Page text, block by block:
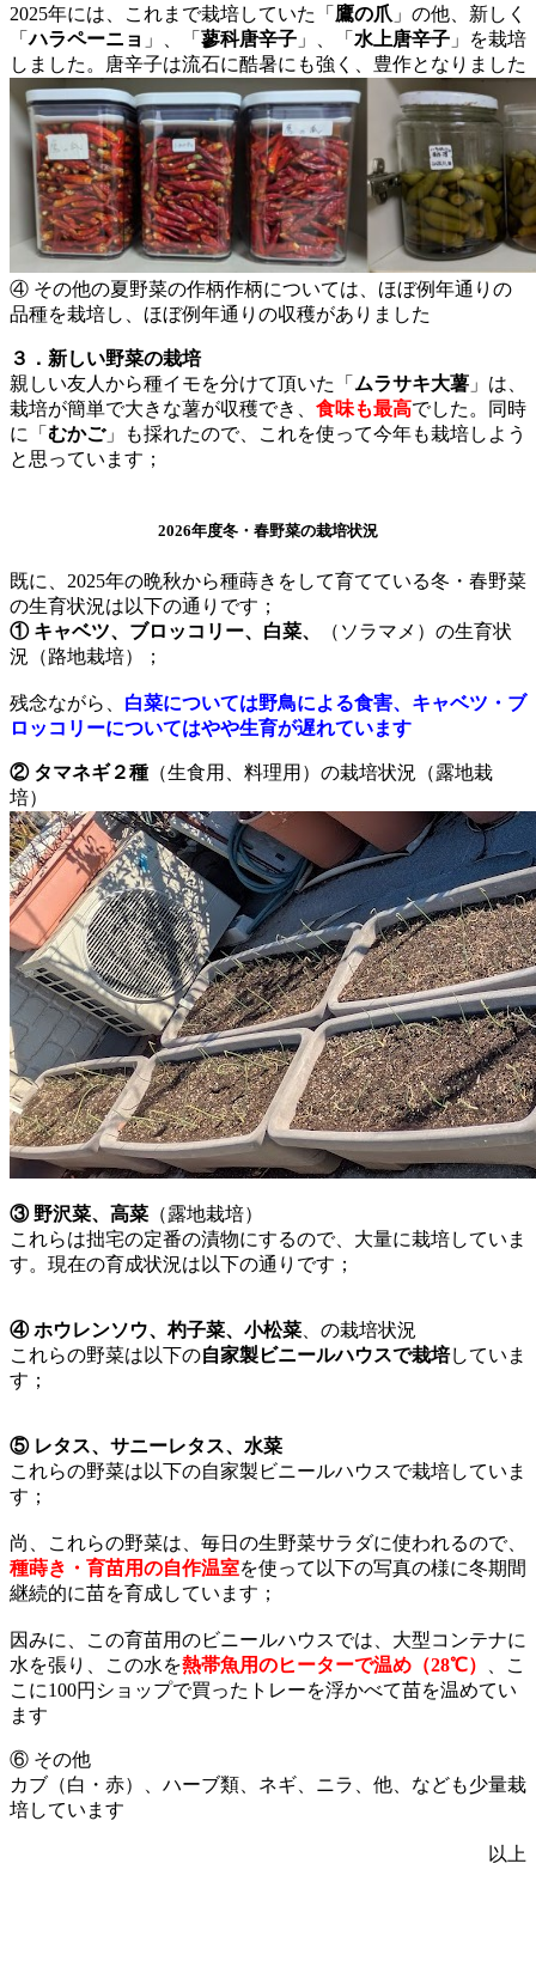
2025年には、これまで栽培していた「 鷹の爪 」の他、新しく
「ハラペーニョ 」、「 蓼科唐辛子 」、「 水上唐辛子 」を栽培
しました。唐辛子は流石に酷暑にも強く、豊作となりました
④ その他の夏野菜の作柄作柄については、ほぼ例年通りの
品種を栽培し、ほぼ例年通りの収穫がありました
３．新しい野菜の栽培
親しい友人から種イモを分けて頂いた「 ムラサキ大薯 」は、
栽培が簡単で大きな薯が収穫でき、 食味も最高でした。同時
に「 むかご」も採れたので、これを使って今年も栽培しよう
と思っています；
2026年度冬・春野菜の栽培状況
既に、2025年の晩秋から種蒔きをして育てている冬・春野菜
の生育状況は以下の通りです；
① キャベツ、ブロッコリー、白菜、
（ソラマメ）の生育状
況（路地栽培）；
残念ながら、 白菜については野鳥による食害、キャベツ・ブ
ロッコリーについてはやや生育が遅れています
② タマネギ２種 （生食用、料理用）の栽培状況（露地栽
培）
③ 野沢菜、高菜 （露地栽培）
これらは拙宅の定番の漬物にするので、大量に栽培していま
す。現在の育成状況は以下の通りです；
④ ホウレンソウ、杓子菜、小松菜 、の栽培状況
これらの野菜は以下の自家製ビニールハウスで栽培していま
す；
⑤ レタス、サニーレタス、水菜
これらの野菜は以下の自家製ビニールハウスで栽培していま
す；
尚、これらの野菜は、毎日の生野菜サラダに使われるので、
種蒔き・育苗用の自作温室を使って以下の写真の様に冬期間
継続的に苗を育成しています；
因みに、この育苗用のビニールハウスでは、大型コンテナに
水を張り、この水を熱帯魚用のヒーターで温め（28℃）
、こ
こに100円ショップで買ったトレーを浮かべて苗を温めてい
ます
⑥ その他
カブ（白・赤）、ハーブ類、ネギ、ニラ、他、なども少量栽
培しています
以上